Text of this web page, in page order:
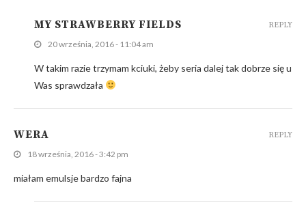
MY STRAWBERRY FIELDS
20 września, 2016 - 11:04 am
W takim razie trzymam kciuki, żeby seria dalej tak dobrze się u
Was sprawdzała
REPLY
WERA
18 września, 2016 - 3:42 pm
miałam emulsje bardzo fajna
REPLY